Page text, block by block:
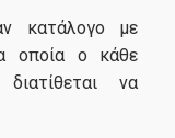
κατάλογο με
οποία ο κάθε
να